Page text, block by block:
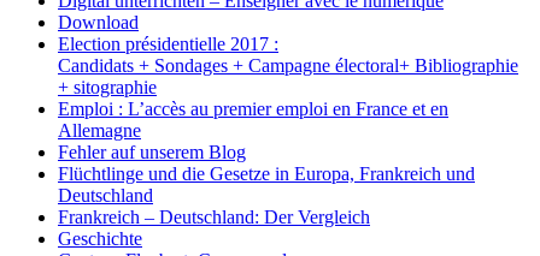
Download
Election présidentielle 2017 :
Candidats + Sondages + Campagne électoral+ Bibliographie
+ sitographie
Emploi : L’accès au premier emploi en France et en
Allemagne
Fehler auf unserem Blog
Flüchtlinge und die Gesetze in Europa, Frankreich und
Deutschland
Frankreich – Deutschland: Der Vergleich
Geschichte